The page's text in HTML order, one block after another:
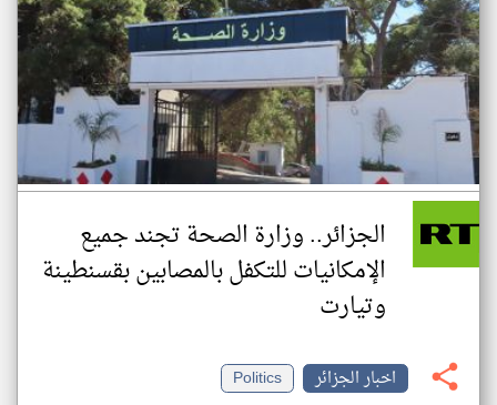
الجزائر.. وزارة الصحة تجند جميع
الإمكانيات للتكفل بالمصابين بقسنطينة
وتيارت
اخبار الجزائر
Politics